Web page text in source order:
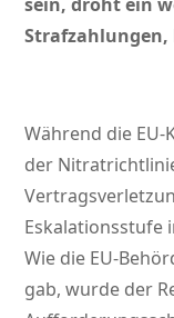
Strafzahlungen,
Während die
der
Eskalationsstufe
Wie die EU-
gab, wurde der